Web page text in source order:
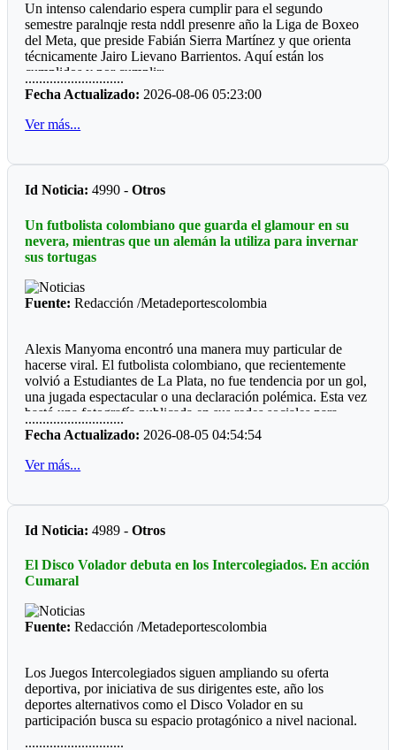
Un intenso calendario espera cumplir para el segundo
semestre paralnqje resta nddl presenre año la Liga de Boxeo
del Meta, que preside Fabián Sierra Martínez y que orienta
técnicamente Jairo Lievano Barrientos. Aquí están los
cumplidos y por cumplir:
"Guamal *
El pasado fin de semana se cumplió en el polideportivo del
patrocinada por el alcalde a José Fernando Peña Rabelo y
comunidad deportiva, hubo dos pantallas LED, sonido
profesional, juego de luces, quince combates y una buena
asistencia de público.
*Mesetas *
un campeonato de departamental, ya que hace presencia la
gran mayoría municipios do de hay boxeo.
Por qué será, que las entidades deporte, ya sean del orden
departamental o municipal le hacen "el feo" a eventos, que
valen la pena ver los recursos del Estado bien invertidos.
............................
Fecha Actualizado: 2026-08-06 05:23:00
Ver más...
Id Noticia: 4990 -Otros
Un futbolista colombiano que guarda el glamour en su
nevera, mientras que un alemán la utiliza para invernar
sus tortugas
Fuente: Redacción /Metadeportescolombia
Alexis Manyoma encontró una manera muy particular de
hacerse viral. El futbolista colombiano, que recientemente
volvió a Estudiantes de La Plata, no fue tendencia por un gol,
una jugada espectacular o una declaración polémica. Esta vez
bastó una fotografía publicada en sus redes sociales para
despertar la curiosidad de miles de personas: un refrigerador
completamente lleno de perfumes.
La imagen sorprendió porque, al abrir la nevera, no aparecían
distintas fragancias perfectamente acomodados en los
compartimentos. Mientras muchos deportistas presumen
autos, relojes o camisetas, Manyoma llamó la atención
habitual de conservarla.
*Reacciones*
Como era de esperarse, las redes sociales reaccionaron de
almorzaría un perfume de la marca Lattafa, mientras algunos
recordaron la famosa frase de Teófilo Gutiérrez: “Perfume
europeo, papi”. En pocas horas, la publicación acumuló miles
de reacciones.
............................
Fecha Actualizado: 2026-08-05 04:54:54
Ver más...
Id Noticia: 4989 -Otros
El Disco Volador debuta en los Intercolegiados. En acción
Cumaral
Fuente: Redacción /Metadeportescolombia
Los Juegos Intercolegiados siguen ampliando su oferta
deportiva, por iniciativa de sus dirigentes este, año los
deportes alternativos como el Disco Volador en su
participación busca su espacio protagónico a nivel nacional.
............................